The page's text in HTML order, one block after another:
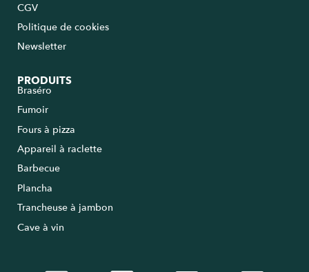
CGV
Politique de cookies
Newsletter
PRODUITS
Braséro
Fumoir
Fours à pizza
Appareil à raclette
Barbecue
Plancha
Trancheuse à jambon
Cave à vin